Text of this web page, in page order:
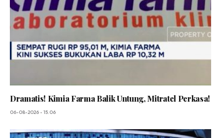
Dramatis! Kimia Farma Balik Untung, Mitratel Perkasa!
06-08-2026 - 15.06